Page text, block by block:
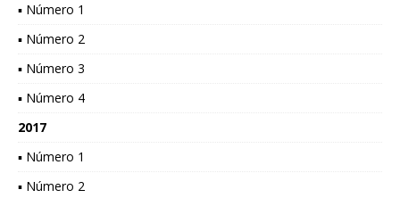
▪ Número 1
▪ Número 2
▪ Número 3
▪ Número 4
2017
▪ Número 1
▪ Número 2